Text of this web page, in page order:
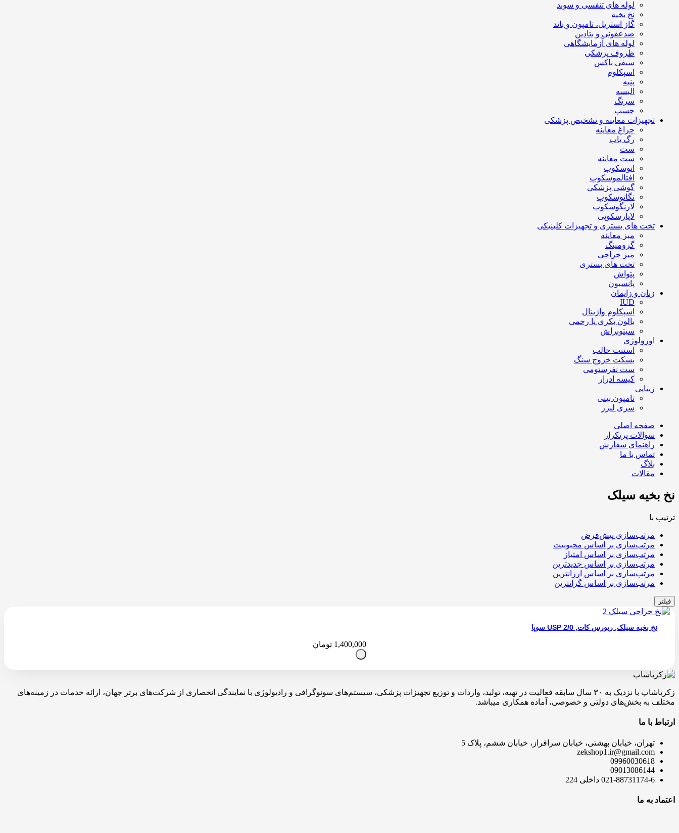
لوله های تنفسی و سوند
نخ بخیه
گاز استریل، تامپون و باند
ضدعفونی و بتادین
لوله های آزمایشگاهی
ظروف پزشکی
سیفی باکس
اسپکلوم
پنبه
البسه
سرنگ
چسب
تجهیزات معاینه و تشخیص پزشکی
چراغ معاینه
رگ یاب
ست
ست معاینه
اتوسکوپ
افتالموسکوپ
گوشی پزشکی
نگاتوسکوپ
لارنگوسکوپ
لاپارسکوپی
تخت های بستری و تجهیزات کلینیکی
میز معاینه
گرومینگ
میز جراحی
تخت های بستری
پتواش
پانسیون
زنان و زایمان
IUD
اسپکلوم واژینال
بالون بکری یا رحمی
سیتوبراش
اورولوژی
استنت حالب
بسکت خروج سنگ
ست نفرستومی
کیسه ادرار
زیبایی
تامپون بینی
سری لیزر
صفحه اصلی
سوالات پرتکرار
راهنمای سفارش
تماس با ما
بلاگ
مقالات
نخ بخیه سیلک
ترتیب با
مرتب‌سازی پیش‌فرض
مرتب‌سازی بر اساس محبوبیت
مرتب‌سازی بر اساس امتیاز
مرتب‌سازی بر اساس جدیدترین
مرتب‌سازی بر اساس ارزانترین
مرتب‌سازی بر اساس گرانترین
فیلتر
نخ بخیه سیلک, ریورس کات, 2/0 USP سوپا
1,400,000 تومان
زکریاشاپ با نزدیک به ۳۰ سال سابقه فعالیت در تهیه، تولید، واردات و توزیع تجهیزات پزشکی، سیستم‌های سونوگرافی و رادیولوژی با نمایندگی انحصاری از شرکت‌های برتر جهان، ارائه خدمات در زمینه‌های
مختلف به بخش‌های دولتی و خصوصی، آماده همکاری میباشد.
ارتباط با ما
تهران، خیابان بهشتی، خیابان سرافراز، خیابان ششم، پلاک 5
zekshop1.ir@gmail.com
09960030618
09013086144
021-88731174-6 داخلی 224
اعتماد به ما